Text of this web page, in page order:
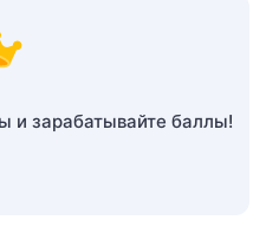
и зарабатывайте баллы!